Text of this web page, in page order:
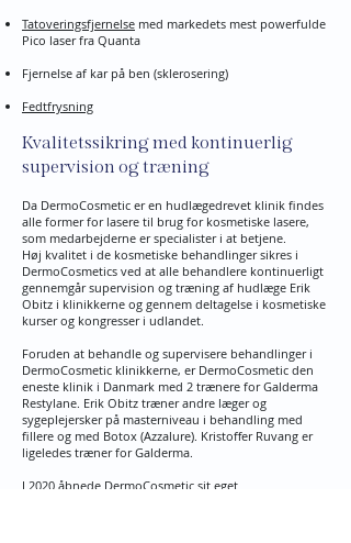
Tatoveringsfjernelse med markedets mest powerfulde
Pico laser fra Quanta
Fjernelse af kar på ben (sklerosering)
Fedtfrysning
Kvalitetssikring med kontinuerlig
supervision og træning
Da DermoCosmetic er en hudlægedrevet klinik findes
alle former for lasere til brug for kosmetiske lasere,
som medarbejderne er specialister i at betjene.
Høj kvalitet i de kosmetiske behandlinger sikres i
DermoCosmetics ved at alle behandlere kontinuerligt
gennemgår supervision og træning af hudlæge Erik
Obitz i klinikkerne og gennem deltagelse i kosmetiske
kurser og kongresser i udlandet.
Foruden at behandle og supervisere behandlinger i
DermoCosmetic klinikkerne, er DermoCosmetic den
eneste klinik i Danmark med 2 trænere for Galderma
Restylane. Erik Obitz træner andre læger og
sygeplejersker på masterniveau i behandling med
fillere og med Botox (Azzalure). Kristoffer Ruvang er
ligeledes træner for Galderma.
I 2020 åbnede DermoCosmetic sit eget